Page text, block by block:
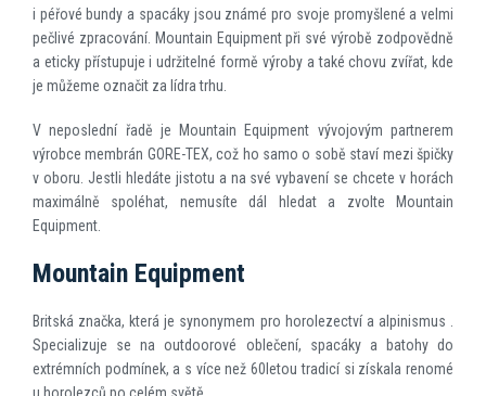
i péřové bundy a spacáky jsou známé pro svoje promyšlené a velmi
pečlivé zpracování. Mountain Equipment při své výrobě zodpovědně
a eticky přístupuje i udržitelné formě výroby a také chovu zvířat, kde
je můžeme označit za lídra trhu.
V neposlední řadě je Mountain Equipment vývojovým partnerem
výrobce membrán GORE-TEX, což ho samo o sobě staví mezi špičky
v oboru. Jestli hledáte jistotu a na své vybavení se chcete v horách
maximálně spoléhat, nemusíte dál hledat a zvolte Mountain
Equipment.
Mountain Equipment
Britská značka, která je synonymem pro horolezectví a alpinismus .
Specializuje se na outdoorové oblečení, spacáky a batohy do
extrémních podmínek, a s více než 60letou tradicí si získala renomé
u horolezců po celém světě.